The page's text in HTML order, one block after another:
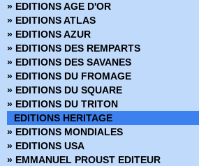
» EDITIONS AGE D'OR
» EDITIONS ATLAS
» EDITIONS AZUR
» EDITIONS DES REMPARTS
» EDITIONS DES SAVANES
» EDITIONS DU FROMAGE
» EDITIONS DU SQUARE
» EDITIONS DU TRITON
EDITIONS HERITAGE
» EDITIONS MONDIALES
» EDITIONS USA
» EMMANUEL PROUST EDITEUR